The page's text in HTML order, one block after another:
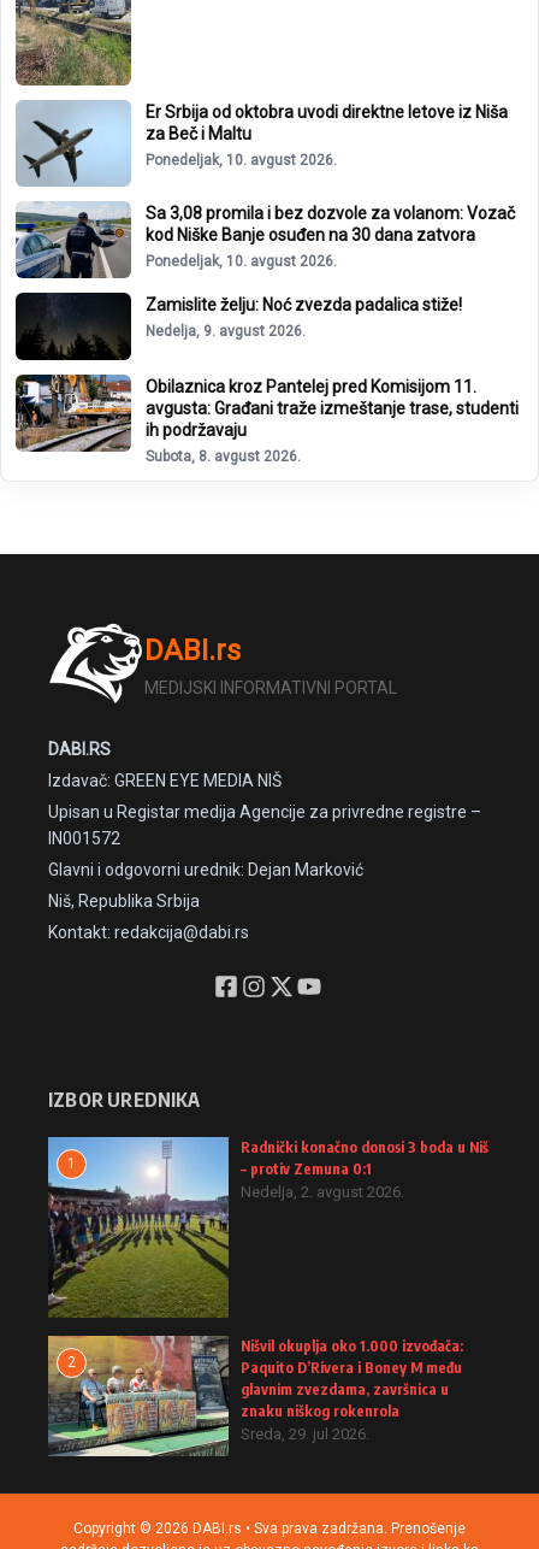
Er Srbija od oktobra uvodi direktne letove iz Niša
za Beč i Maltu
Ponedeljak, 10. avgust 2026.
Sa 3,08 promila i bez dozvole za volanom: Vozač
kod Niške Banje osuđen na 30 dana zatvora
Ponedeljak, 10. avgust 2026.
Zamislite želju: Noć zvezda padalica stiže!
Nedelja, 9. avgust 2026.
Obilaznica kroz Pantelej pred Komisijom 11.
avgusta: Građani traže izmeštanje trase, studenti
ih podržavaju
Subota, 8. avgust 2026.
DABI.rs
MEDIJSKI INFORMATIVNI PORTAL
DABI.RS
Izdavač: GREEN EYE MEDIA NIŠ
Upisan u Registar medija Agencije za privredne registre –
IN001572
Glavni i odgovorni urednik: Dejan Marković
Niš, Republika Srbija
Kontakt: redakcija@dabi.rs
IZBOR UREDNIKA
1
Radnički konačno donosi 3 boda u Niš
– protiv Zemuna 0:1
Nedelja, 2. avgust 2026.
2
Nišvil okuplja oko 1.000 izvođača:
Paquito D’Rivera i Boney M među
glavnim zvezdama, završnica u
znaku niškog rokenrola
Sreda, 29. jul 2026.
Copyright © 2026 DABI.rs • Sva prava zadržana. Prenošenje